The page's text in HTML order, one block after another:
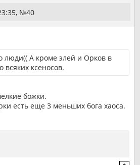
№40
люди(( А кроме элей и Орков в
всяких ксеносов.
божки.
есть еще 3 меньших бога хаоса.